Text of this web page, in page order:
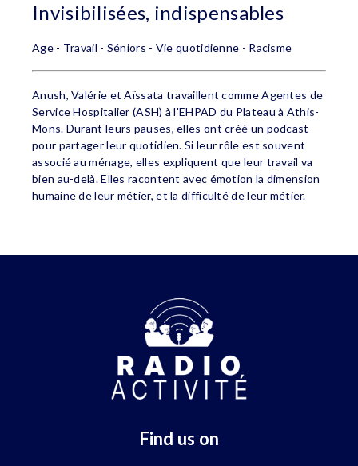
Invisibilisées, indispensables
Age - Travail - Séniors - Vie quotidienne - Racisme
Anush, Valérie et Aïssata travaillent comme Agentes de
Service Hospitalier (ASH) à l'EHPAD du Plateau à Athis-
Mons. Durant leurs pauses, elles ont créé un podcast
pour partager leur quotidien. Si leur rôle est souvent
associé au ménage, elles expliquent que leur travail va
bien au-delà. Elles racontent avec émotion la dimension
humaine de leur métier, et la difficulté de leur métier.
Find us on